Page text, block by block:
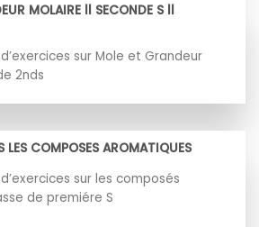
MOLAIRE ll SECONDE S ll
sur Mole et Grandeur
2nds
LES COMPOSES AROMATIQUES
sur les composés
de premiére S